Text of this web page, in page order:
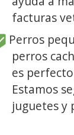
facturas
Perros
perros
es
Estamos
juguetes y